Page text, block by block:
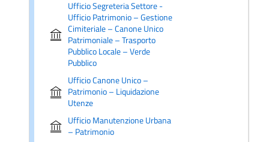
Ufficio Segreteria Settore -
Ufficio Patrimonio – Gestione
Cimiteriale – Canone Unico
Patrimoniale – Trasporto
Pubblico Locale – Verde
Pubblico
Ufficio Canone Unico –
Patrimonio – Liquidazione
Utenze
Ufficio Manutenzione Urbana
– Patrimonio